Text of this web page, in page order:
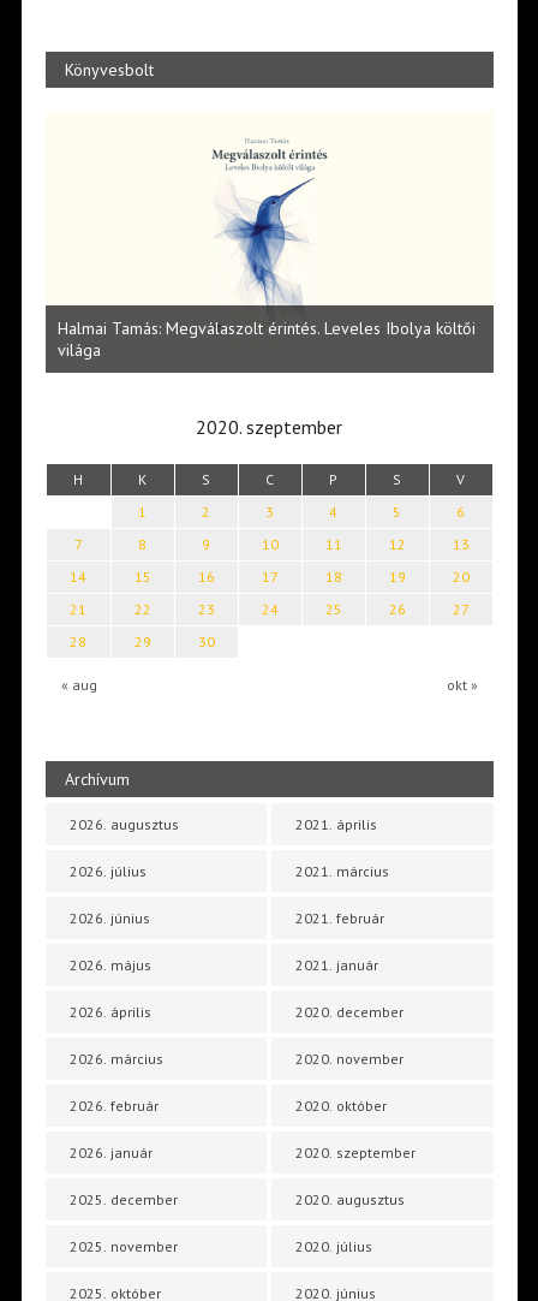
Könyvesbolt
Halmai Tamás: Megválaszolt érintés. Leveles Ibolya költői
világa
2020. szeptember
H K S C P S V
« aug okt »
1 2 3 4 5
6
7
8 9 10 11 12
13
14
15 16 17 18 19
20
21
22 23 24 25 26
27
28
29 30
Archívum
2026. augusztus
2026. július
2026. június
2026. május
2026. április
2026. március
2026. február
2026. január
2025. december
2025. november
2025. október
2021. április
2021. március
2021. február
2021. január
2020. december
2020. november
2020. október
2020. szeptember
2020. augusztus
2020. július
2020. június